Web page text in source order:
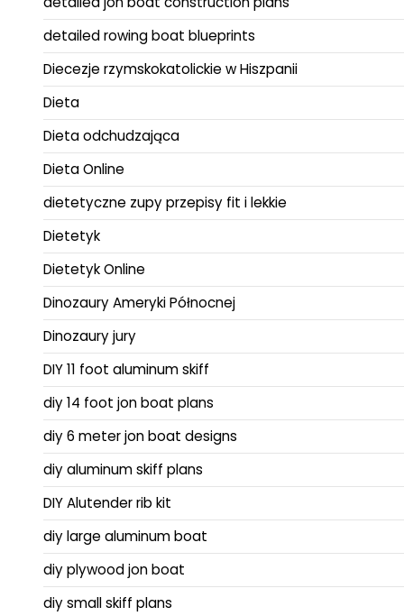
detailed rowing boat blueprints
Diecezje rzymskokatolickie w Hiszpanii
Dieta
Dieta odchudzająca
Dieta Online
dietetyczne zupy przepisy fit i lekkie
Dietetyk
Dietetyk Online
Dinozaury Ameryki Północnej
Dinozaury jury
DIY 11 foot aluminum skiff
diy 14 foot jon boat plans
diy 6 meter jon boat designs
diy aluminum skiff plans
DIY Alutender rib kit
diy large aluminum boat
diy plywood jon boat
diy small skiff plans